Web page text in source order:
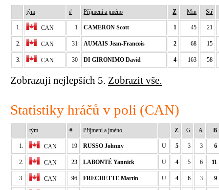
tým # Příjmení a jméno Z Min Stř
1. CAN 1 CAMERON Scott 1 45 21
2. CAN 31 AUMAIS Jean-Francois 2 68 15
3. CAN 30 DI GIRONIMO David 4 163 58
Zobrazuji nejlepších 5. Zobrazit vše.
Statistiky hráčů v poli (CAN)
tým # Příjmení a jméno Z G A B
1. CAN 19 RUSSO Johnny U 5 3 3 6
2. CAN 23 LABONTÉ Yannick U 4 5 6 11
3. CAN 96 FRECHETTE Martin U 4 6 3 9